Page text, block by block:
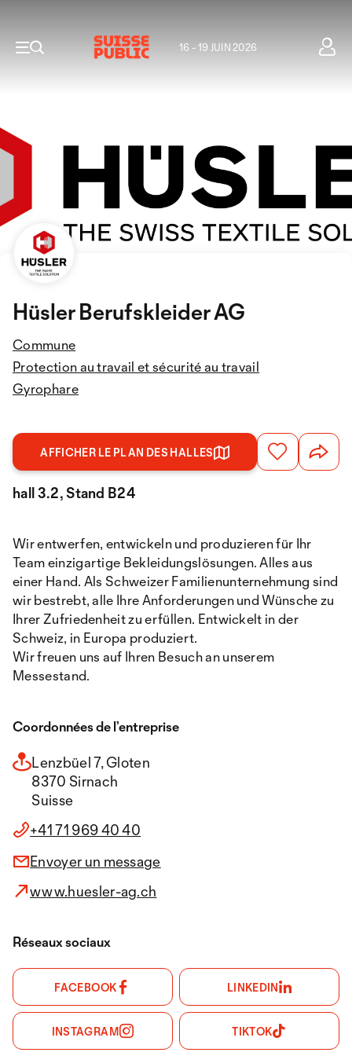
16 - 19 JUIN 2026
Hüsler Berufskleider AG
Commune
Protection au travail et sécurité au travail
Gyrophare
AFFICHER LE PLAN DES HALLES
hall 3.2, Stand B24
Wir entwerfen, entwickeln und produzieren für Ihr
Team einzigartige Bekleidungslösungen. Alles aus
einer Hand. Als Schweizer Familienunternehmung sind
wir bestrebt, alle Ihre Anforderungen und Wünsche zu
Ihrer Zufriedenheit zu erfüllen. Entwickelt in der
Schweiz, in Europa produziert.
Wir freuen uns auf Ihren Besuch an unserem
Messestand.
Coordonnées de l’entreprise
Lenzbüel 7, Gloten
8370 Sirnach
Suisse
+41 71 969 40 40
Envoyer un message
www.huesler-ag.ch
Réseaux sociaux
FACEBOOK LINKEDIN
INSTAGRAM TIKTOK